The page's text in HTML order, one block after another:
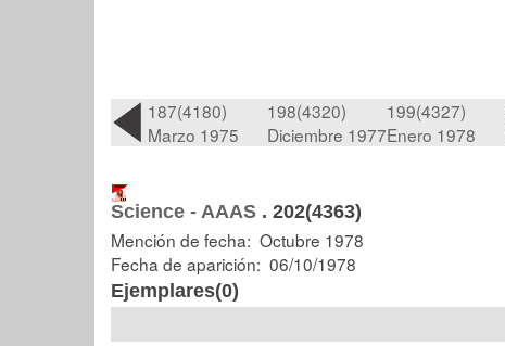
187(4180)
Marzo 1975
198(4320)
Diciembre 1977
199(4327)
Enero 1978
Science - AAAS . 202(4363)
Mención de fecha: Octubre 1978
Fecha de aparición: 06/10/1978
Ejemplares(0)